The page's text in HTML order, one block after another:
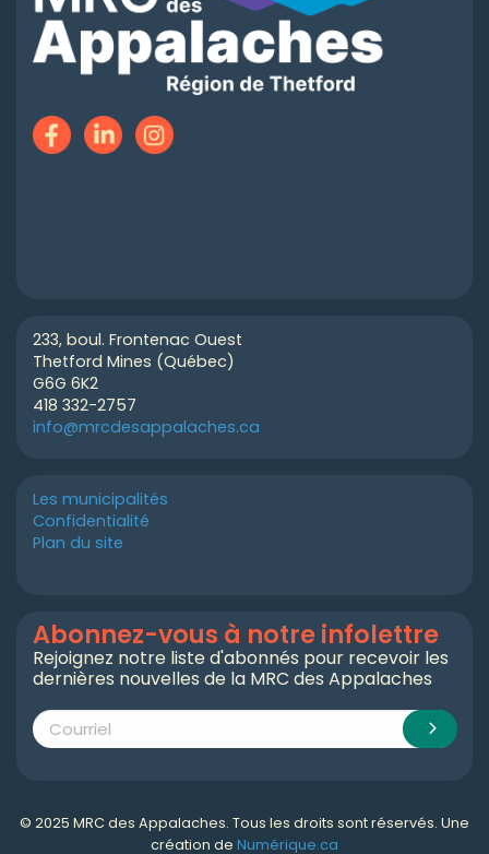
233, boul. Frontenac Ouest
Thetford Mines (Québec)
G6G 6K2
418 332-2757
info@mrcdesappalaches.ca
Les municipalités
Confidentialité
Plan du site
Abonnez-vous à notre infolettre
Rejoignez notre liste d'abonnés pour recevoir les
dernières nouvelles de la MRC des Appalaches
© 2025 MRC des Appalaches. Tous les droits sont réservés. Une
création de Numérique.ca